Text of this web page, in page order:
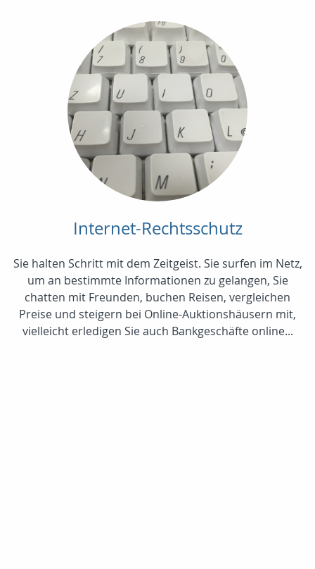
Internet-Rechtsschutz
Sie halten Schritt mit dem Zeitgeist. Sie surfen im Netz,
um an bestimmte Informationen zu gelangen, Sie
chatten mit Freunden, buchen Reisen, vergleichen
Preise und steigern bei Online-Auktionshäusern mit,
vielleicht erledigen Sie auch Bankgeschäfte online...